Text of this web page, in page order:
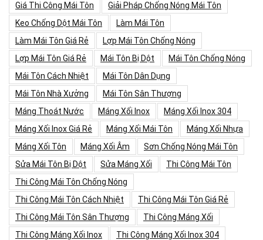
Giá Thi Công Mái Tôn
Giải Pháp Chống Nóng Mái Tôn
Keo Chống Dột Mái Tôn
Làm Mái Tôn
Làm Mái Tôn Giá Rẻ
Lợp Mái Tôn Chống Nóng
Lợp Mái Tôn Giá Rẻ
Mái Tôn Bị Dột
Mái Tôn Chống Nóng
Mái Tôn Cách Nhiệt
Mái Tôn Dân Dụng
Mái Tôn Nhà Xưởng
Mái Tôn Sân Thượng
Máng Thoát Nước
Máng Xối Inox
Máng Xối Inox 304
Máng Xối Inox Giá Rẻ
Máng Xối Mái Tôn
Máng Xối Nhựa
Máng Xối Tôn
Máng Xối Âm
Sơn Chống Nóng Mái Tôn
Sửa Mái Tôn Bị Dột
Sửa Máng Xối
Thi Công Mái Tôn
Thi Công Mái Tôn Chống Nóng
Thi Công Mái Tôn Cách Nhiệt
Thi Công Mái Tôn Giá Rẻ
Thi Công Mái Tôn Sân Thượng
Thi Công Máng Xối
Thi Công Máng Xối Inox
Thi Công Máng Xối Inox 304